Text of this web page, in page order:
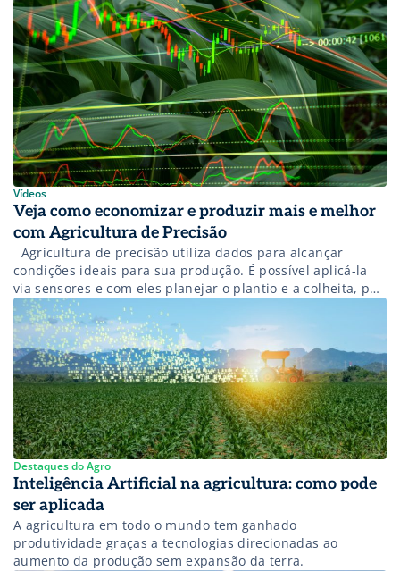
Vídeos
Veja como economizar e produzir mais e melhor
com Agricultura de Precisão
Agricultura de precisão utiliza dados para alcançar
condições ideais para sua produção. É possível aplicá-la
via sensores e com eles planejar o plantio e a colheita, por
exemplo. O uso de drones na avaliação do solo e do cultivo
está relacionado com Agricultura de Precisão. E todos
esses dados obtidos permitem uma melhor gestão […]
Destaques do Agro
Inteligência Artificial na agricultura: como pode
ser aplicada
A agricultura em todo o mundo tem ganhado
produtividade graças a tecnologias direcionadas ao
aumento da produção sem expansão da terra.